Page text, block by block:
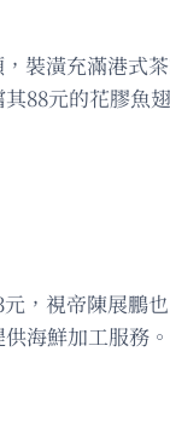
裝潢充滿港式
88元的花膠
，視帝陳展鵬
海鮮加工服